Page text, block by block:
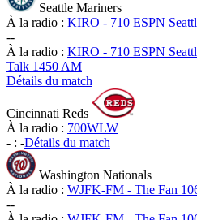
Seattle Mariners
À la radio : KIRO - 710 ESPN
--
À la radio : KIRO - 710 ESPN
Talk 1450 AM
Détails du match
Cincinnati Reds
À la radio : 700WLW
- : -Détails du match
Washington Nationals
À la radio : WJFK-FM - The Fan
--